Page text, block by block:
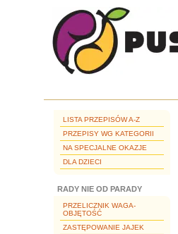
LISTA PRZEPISÓW A-Z
PRZEPISY WG KATEGORII
NA SPECJALNE OKAZJE
DLA DZIECI
RADY NIE OD PARADY
PRZELICZNIK WAGA-
OBJĘTOŚĆ
ZASTĘPOWANIE JAJEK